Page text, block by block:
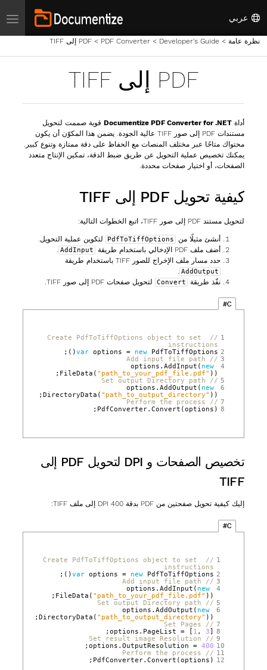
عربي
نظرة عامة>
Developer's Guide
>
PDF Converter
> PDF إلى TIFF
PDF إلى TIFF
أداة Documentize PDF Converter for .NETقوية صممت لتحويل
مستندات PDF إلى صور TIFF عالية الجودة. يضمن هذا المكوّن أن يكون
محتواك متاحًا عبر مختلف المنصات مع الحفاظ على دقة ممتازة وتنوع كبير.
يمكنك تخصيص عملية التحويل عن طريق ضبط الدقة، تمكين الإنتاج متعدد
الصفحات، أو اختيار صفحات محددة.
كيفية تحويل PDF إلى TIFF
لتحويل مستند PDF إلى صور TIFF، اتبع الخطوات التالية:
أنشئ مثيلًا من PdfToTiffOptions
لتكوين عملية التحويل.
أضف ملف PDF الإدخالي باستخدام طريقة
AddInput
حدد مسار ملف الإخراج للصور TIFF باستخدام طريقة
AddOutput
نفّذ طريقة
Convert لتحويل صفحات PDF إلى صور TIFF.
C#
1
// Create PdfToTiffOptions object to set
instructions
2
var options = new PdfToTiffOptions
();
3
// Add input file path
4
options . AddInput ( new
FileData ( "path_to_your_pdf_file.pdf" ));
5
// Set output Directory path
6
options . AddOutput ( new
DirectoryData ( "path_to_output_directory" ));
7
// Perform the process
8
PdfConverter. Convert ( options );
تخصيص الصفحات و DPI لتحويل PDF إلى
TIFF
إليك كيفية تحويل صفحتين من PDF بدقة 400 DPI إلى ملف TIFF:
C#
// Create PdfToTiffOptions object to set
instructions
var options = new PdfToTiffOptions
();
// Add input file path
options . AddInput ( new
FileData ( "path_to_your_pdf_file.pdf" ));
// Set output Directory path
options . AddOutput ( new
DirectoryData ( "path_to_output_directory" ));
// Set Pages
options . PageList = [ 1 , 3];
// Set result image Resolution
10
options . OutputResolution = 400
;
11
// Perform the process
12
PdfConverter. Convert (options );